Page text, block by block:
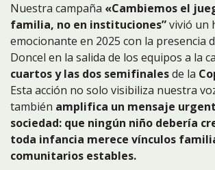
Nuestra campaña «Cambiemos el
familia, no en instituciones”vivió un
emocionante en 2025 con la presencia
Doncel en la salida de los equipos a la
cuartos y las dos semifinalesde la
Esta acción no solo visibiliza nuestra
también amplifica un mensaje
sociedad: que ningún niño debería
toda infancia merece vínculos
comunitarios estables.